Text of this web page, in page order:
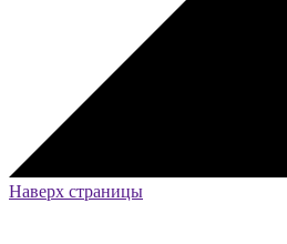
Наверх страницы